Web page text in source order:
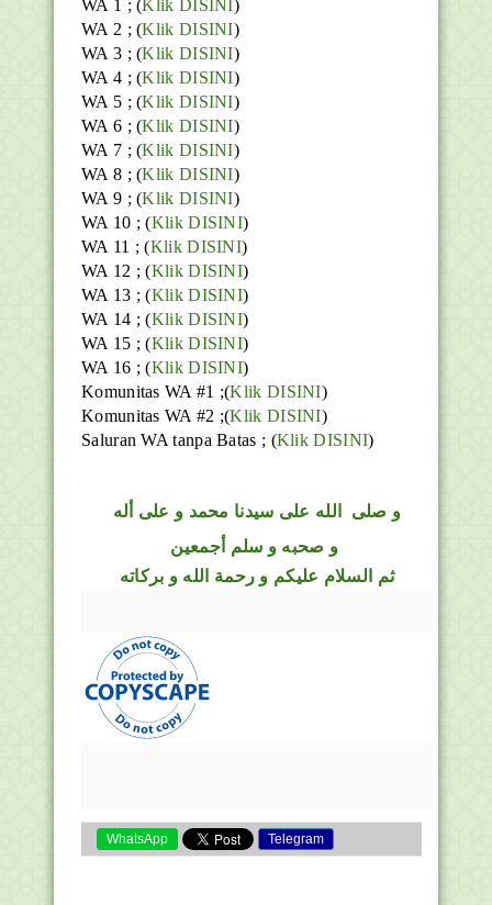
WA 1 ; ( Klik DISINI )
WA 2 ; (Klik DISINI)
WA 3 ; (Klik DISINI)
WA 4 ; (Klik DISINI)
WA 5 ; (Klik DISINI)
WA 6 ; (Klik DISINI)
WA 7 ; (Klik DISINI)
WA 8 ; (Klik DISINI)
WA 9 ; (Klik DISINI)
WA 10 ; (Klik DISINI)
WA 11 ; (Klik DISINI)
WA 12 ; (Klik DISINI)
WA 13 ; (Klik DISINI)
WA 14 ; (Klik DISINI)
WA 15 ; (Klik DISINI)
WA 16 ; (Klik DISINI)
Komunitas WA #1 ;(Klik DISINI)
Komunitas WA #2 ;(Klik DISINI)
Saluran WA tanpa Batas ; (Klik DISINI)
و صلى الله على سيدنا محمد و على أله
و صحبه و سلم أجمعين
ثم السلام عليكم و رحمة الله و بركاته
WhatsApp Telegram